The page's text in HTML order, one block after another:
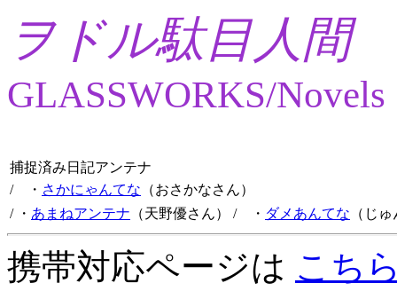
ヲドル駄目人間
GLASSWORKS/Novels
捕捉済み日記アンテナ
/ ・ さかにゃんてな （おさかなさん）
/ ・ あまねアンテナ （天野優さん） / ・ ダメあんてな （じ
携帯対応ページは こち